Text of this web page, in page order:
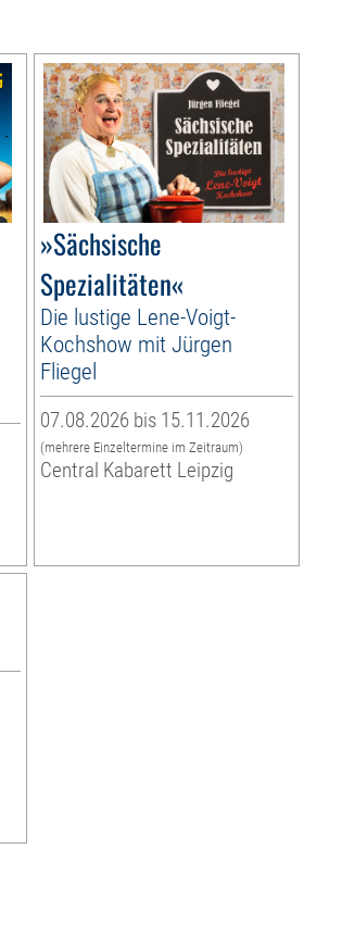
»Sächsische
Spezialitäten«
Die lustige Lene-Voigt-
Kochshow mit Jürgen
Fliegel
07.08.2026 bis 15.11.2026
(mehrere Einzeltermine im Zeitraum)
Central Kabarett Leipzig